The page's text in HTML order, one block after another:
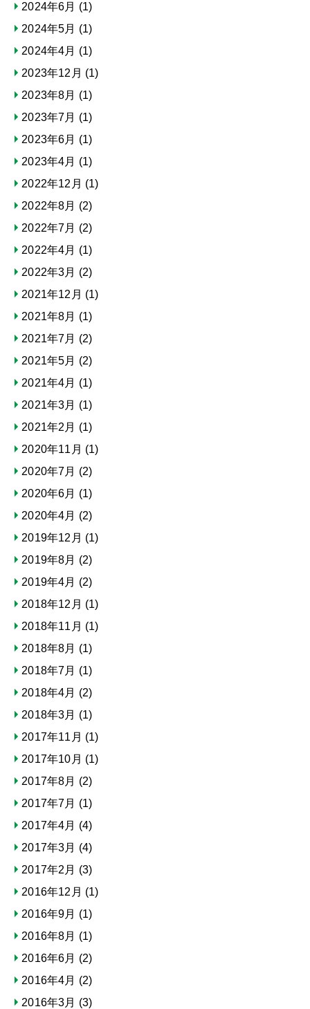
2024年6月 (1)
2024年5月 (1)
2024年4月 (1)
2023年12月 (1)
2023年8月 (1)
2023年7月 (1)
2023年6月 (1)
2023年4月 (1)
2022年12月 (1)
2022年8月 (2)
2022年7月 (2)
2022年4月 (1)
2022年3月 (2)
2021年12月 (1)
2021年8月 (1)
2021年7月 (2)
2021年5月 (2)
2021年4月 (1)
2021年3月 (1)
2021年2月 (1)
2020年11月 (1)
2020年7月 (2)
2020年6月 (1)
2020年4月 (2)
2019年12月 (1)
2019年8月 (2)
2019年4月 (2)
2018年12月 (1)
2018年11月 (1)
2018年8月 (1)
2018年7月 (1)
2018年4月 (2)
2018年3月 (1)
2017年11月 (1)
2017年10月 (1)
2017年8月 (2)
2017年7月 (1)
2017年4月 (4)
2017年3月 (4)
2017年2月 (3)
2016年12月 (1)
2016年9月 (1)
2016年8月 (1)
2016年6月 (2)
2016年4月 (2)
2016年3月 (3)